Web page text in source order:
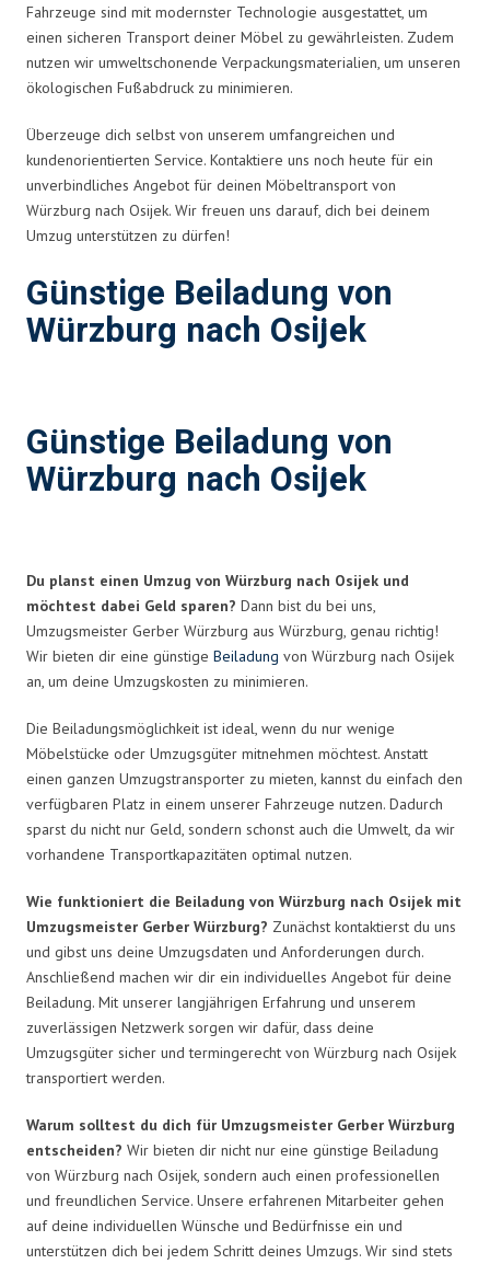
Fahrzeuge sind mit modernster Technologie ausgestattet, um
einen sicheren Transport deiner Möbel zu gewährleisten. Zudem
nutzen wir umweltschonende Verpackungsmaterialien, um unseren
ökologischen Fußabdruck zu minimieren.
Überzeuge dich selbst von unserem umfangreichen und
kundenorientierten Service. Kontaktiere uns noch heute für ein
unverbindliches Angebot für deinen Möbeltransport von
Würzburg nach Osijek. Wir freuen uns darauf, dich bei deinem
Umzug unterstützen zu dürfen!
Günstige Beiladung von
Würzburg nach Osijek
Günstige Beiladung von
Würzburg nach Osijek
Du planst einen Umzug von Würzburg nach Osijek und
möchtest dabei Geld sparen? Dann bist du bei uns,
Umzugsmeister Gerber Würzburg aus Würzburg, genau richtig!
Wir bieten dir eine günstige Beiladung von Würzburg nach Osijek
an, um deine Umzugskosten zu minimieren.
Die Beiladungsmöglichkeit ist ideal, wenn du nur wenige
Möbelstücke oder Umzugsgüter mitnehmen möchtest. Anstatt
einen ganzen Umzugstransporter zu mieten, kannst du einfach den
verfügbaren Platz in einem unserer Fahrzeuge nutzen. Dadurch
sparst du nicht nur Geld, sondern schonst auch die Umwelt, da wir
vorhandene Transportkapazitäten optimal nutzen.
Wie funktioniert die Beiladung von Würzburg nach Osijek mit
Umzugsmeister Gerber Würzburg? Zunächst kontaktierst du uns
und gibst uns deine Umzugsdaten und Anforderungen durch.
Anschließend machen wir dir ein individuelles Angebot für deine
Beiladung. Mit unserer langjährigen Erfahrung und unserem
zuverlässigen Netzwerk sorgen wir dafür, dass deine
Umzugsgüter sicher und termingerecht von Würzburg nach Osijek
transportiert werden.
Warum solltest du dich für Umzugsmeister Gerber Würzburg
entscheiden? Wir bieten dir nicht nur eine günstige Beiladung
von Würzburg nach Osijek, sondern auch einen professionellen
und freundlichen Service. Unsere erfahrenen Mitarbeiter gehen
auf deine individuellen Wünsche und Bedürfnisse ein und
unterstützen dich bei jedem Schritt deines Umzugs. Wir sind stets